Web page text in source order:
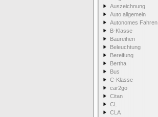
Auszeichnung
Auto allgemein
Autonomes Fahren
B-Klasse
Baureihen
Beleuchtung
Bereifung
Bertha
Bus
C-Klasse
car2go
Citan
CL
CLA